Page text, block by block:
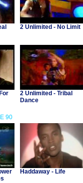
2 Unlimited - No Limit
2 Unlimited - Tribal
Dance
90
Haddaway - Life